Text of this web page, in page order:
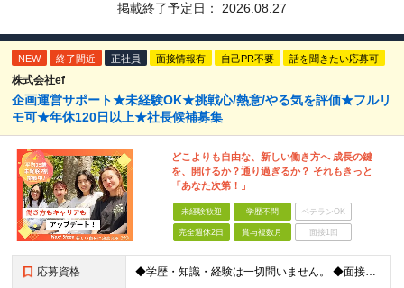
掲載終了予定日： 2026.08.27
NEW 終了間近 正社員 面接情報有 自己PR不要 話を聞きたい応募可
株式会社ef
企画運営サポート★未経験OK★挑戦心/熱意/やる気を評価★フルリ
モ可★年休120日以上★社長候補募集
どこよりも自由な、新しい働き方へ 成長の鍵
を、開けるか？通り過ぎるか？ それもきっと
「あなた次第！」
未経験歓迎 学歴不問 ベテランOK
完全週休2日 賞与複数月 面接1回
応募資格 ◆学歴・知識・経験は一切問いません。 ◆面接は「履歴書」「実務経験」「スーツ」不要。 「意欲」「人柄」重視の採用です。 やる気のある方を広く受け入れ、 努力や結果に報いる組織を作ります。 ミスマッ